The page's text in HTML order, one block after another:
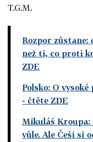
T.G.M.
Rozpor zůstane:
než ti, co proti
ZDE
Polsko: O
- čtěte ZDE
Mikuláš
vůle. Ale Češi si